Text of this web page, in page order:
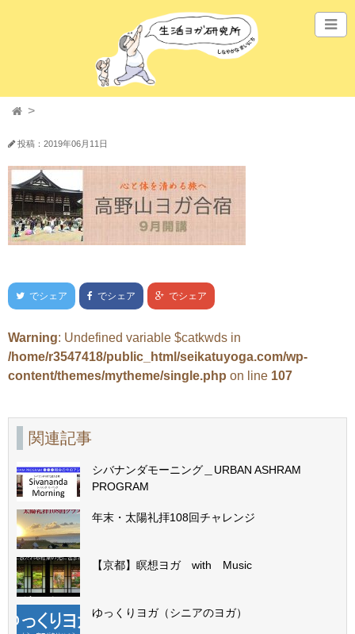
投稿：2019年06月11日
でシェア でシェア でシェア
Warning: Undefined variable $catkwds in
/home/r3547418/public_html/seikatuyoga.com/wp-
content/themes/mytheme/single.php on line 107
関連記事
シバナンダモーニング＿URBAN ASHRAM
PROGRAM
年末・太陽礼拝108回チャレンジ
【京都】瞑想ヨガ with Music
ゆっくりヨガ（シニアのヨガ）